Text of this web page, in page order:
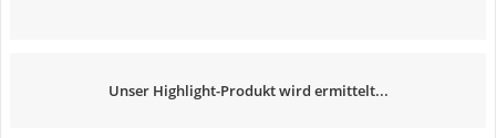
Unser Highlight-Produkt wird ermittelt...